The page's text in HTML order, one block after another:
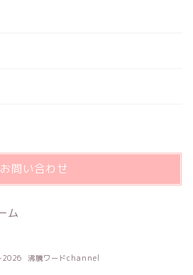
お問い合わせ
ム
沸騰ワードchannel